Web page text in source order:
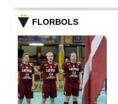
FLORBOLS